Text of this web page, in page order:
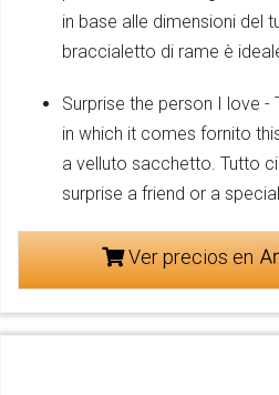
in base alle dimensioni del
braccialetto di rame è
Surprise the person I love
in which it comes fornito
a velluto sacchetto. Tutto
surprise a friend or a
Ver precios en